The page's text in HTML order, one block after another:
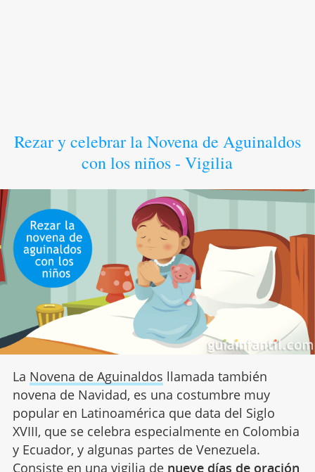
Rezar y celebrar la Novena de Aguinaldos
con los niños - Vigilia
La Novena de Aguinaldos llamada también
novena de Navidad, es una costumbre muy
popular en Latinoamérica que data del Siglo
XVIII, que se celebra especialmente en Colombia
y Ecuador, y algunas partes de Venezuela.
Consiste en una vigilia de nueve días de oración